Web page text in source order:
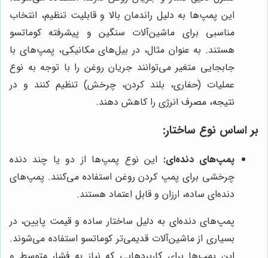
این پمپ‌ها به دلیل راندمان بالا و قابلیت تنظیم، انتخاب
مناسبی برای ماشین‌آلات سنگین و پیشرفته کوماتسو
هستند. به عنوان مثال، در بیل‌های مکانیکی، پمپ‌های با
جابجایی متغیر می‌توانند جریان روغن را با توجه به نوع
عملیات (حفاری، بلند کردن، چرخش) تنظیم کنند و در
نتیجه، مصرف انرژی را کاهش دهند.
بر اساس نوع ساختار:
پمپ‌های دنده‌ای: این نوع پمپ‌ها از دو یا چند دنده
چرخشی برای پمپ کردن روغن استفاده می‌کنند. پمپ‌های
دنده‌ای ساده، ارزان و قابل اعتماد هستند.
پمپ‌های دنده‌ای به دلیل ساختار ساده و قیمت پایین، در
بسیاری از ماشین‌آلات قدیمی‌تر کوماتسو استفاده می‌شوند.